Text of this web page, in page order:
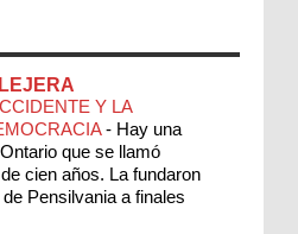
Y LA
- Hay una
que se llamó
cien años. La fundaron
Pensilvania a finales